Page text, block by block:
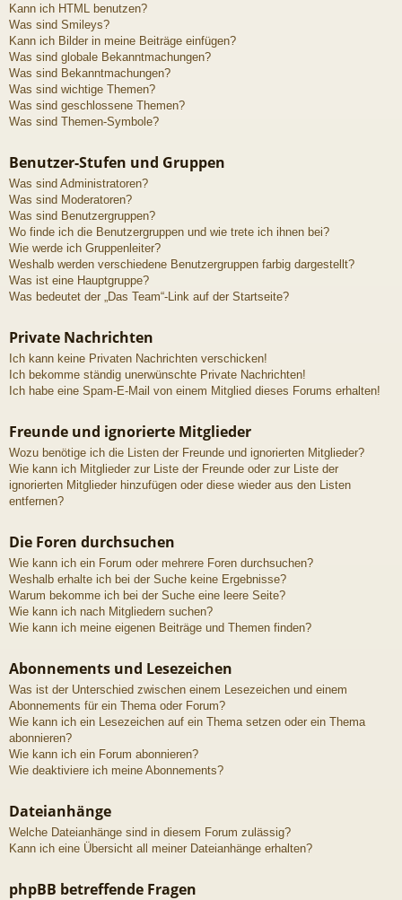
Kann ich HTML benutzen?
Was sind Smileys?
Kann ich Bilder in meine Beiträge einfügen?
Was sind globale Bekanntmachungen?
Was sind Bekanntmachungen?
Was sind wichtige Themen?
Was sind geschlossene Themen?
Was sind Themen-Symbole?
Benutzer-Stufen und Gruppen
Was sind Administratoren?
Was sind Moderatoren?
Was sind Benutzergruppen?
Wo finde ich die Benutzergruppen und wie trete ich ihnen bei?
Wie werde ich Gruppenleiter?
Weshalb werden verschiedene Benutzergruppen farbig dargestellt?
Was ist eine Hauptgruppe?
Was bedeutet der „Das Team“-Link auf der Startseite?
Private Nachrichten
Ich kann keine Privaten Nachrichten verschicken!
Ich bekomme ständig unerwünschte Private Nachrichten!
Ich habe eine Spam-E-Mail von einem Mitglied dieses Forums erhalten!
Freunde und ignorierte Mitglieder
Wozu benötige ich die Listen der Freunde und ignorierten Mitglieder?
Wie kann ich Mitglieder zur Liste der Freunde oder zur Liste der
ignorierten Mitglieder hinzufügen oder diese wieder aus den Listen
entfernen?
Die Foren durchsuchen
Wie kann ich ein Forum oder mehrere Foren durchsuchen?
Weshalb erhalte ich bei der Suche keine Ergebnisse?
Warum bekomme ich bei der Suche eine leere Seite?
Wie kann ich nach Mitgliedern suchen?
Wie kann ich meine eigenen Beiträge und Themen finden?
Abonnements und Lesezeichen
Was ist der Unterschied zwischen einem Lesezeichen und einem
Abonnements für ein Thema oder Forum?
Wie kann ich ein Lesezeichen auf ein Thema setzen oder ein Thema
abonnieren?
Wie kann ich ein Forum abonnieren?
Wie deaktiviere ich meine Abonnements?
Dateianhänge
Welche Dateianhänge sind in diesem Forum zulässig?
Kann ich eine Übersicht all meiner Dateianhänge erhalten?
phpBB betreffende Fragen